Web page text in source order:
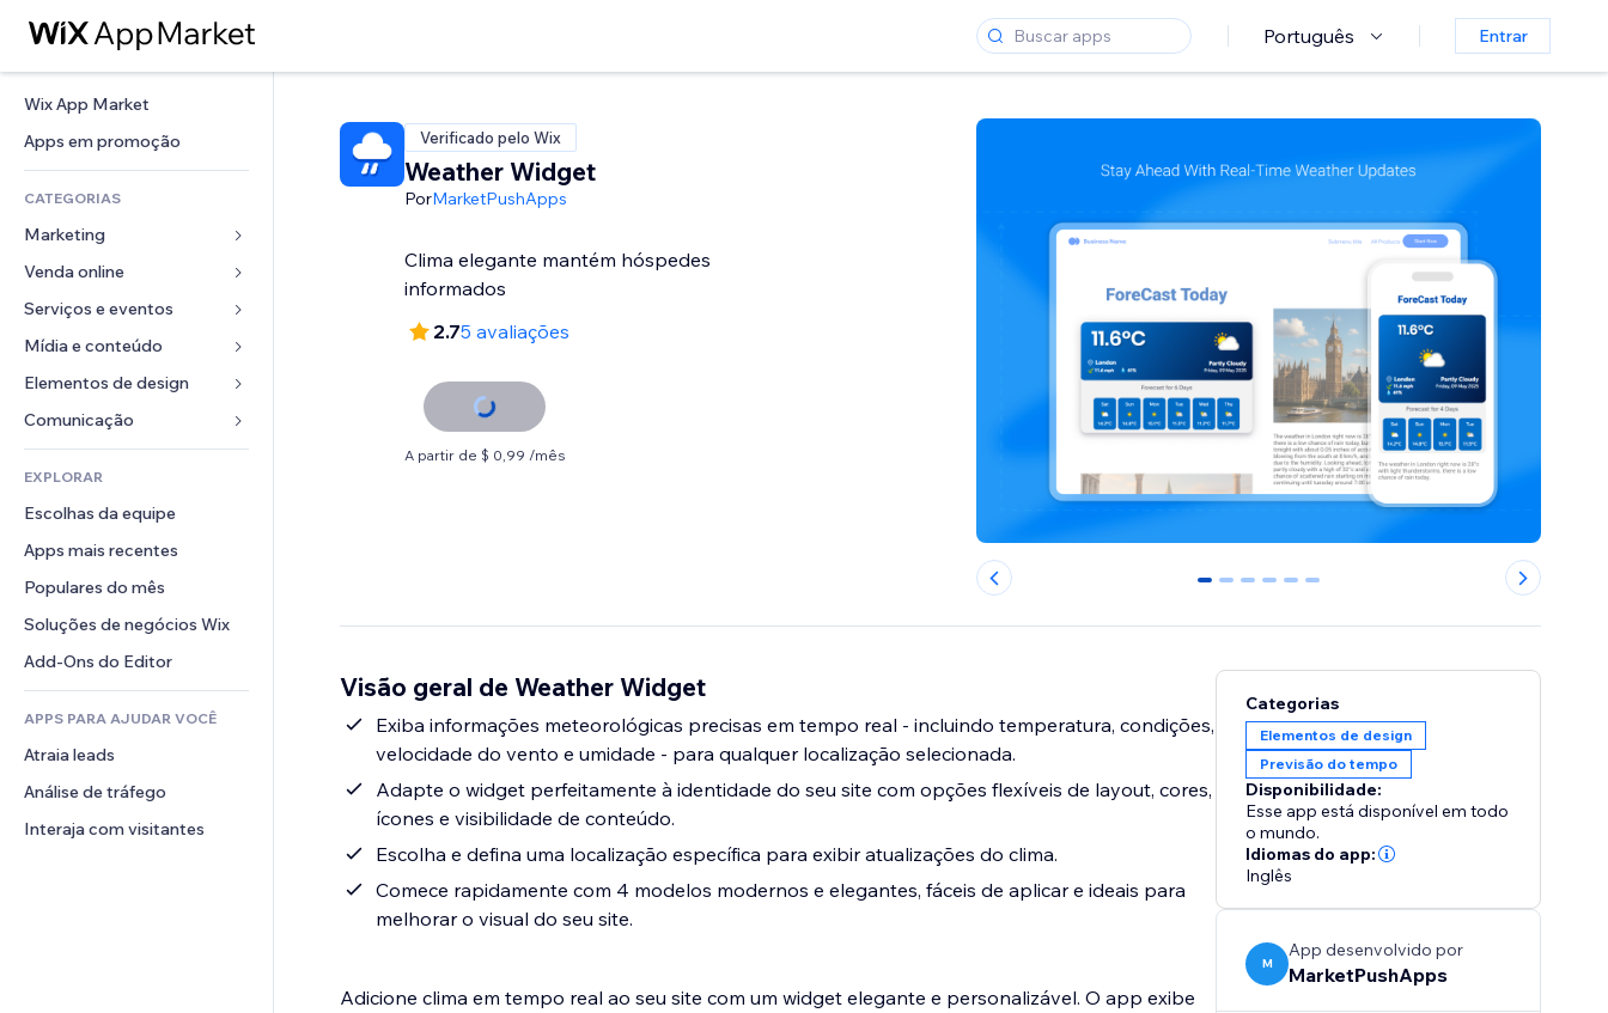
Português Entrar
Wix App Market
Apps em promoção
CATEGORIAS
Marketing
Anúncios
Mobile
Análises
Listas do site
Email
Venda online
Apps para lojas
Frete e entrega
Botões de venda
Contabilidade
Cupons e fidelidade
Soluções de armazenamento
Serviços e eventos
Hotéis
Eventos
Restaurantes
Imobiliária
Meus agendamentos
Mídia e conteúdo
Galeria
Músicas
Podcasts
Fotografia
Vídeo
PDF
Compartilhamento de arquivos
Notícias
Elementos de design
Mapas e navegação
Privacidade e segurança
Relógio
Templates de página
Efeitos de imagem
Botões e menus
Banners e selos
Calculadoras
Busca
Previsão do tempo
Tabelas e gráficos
Formulários
Enquetes
Chat
Comentários
Telefone
Comunidade
Avaliações e depoimentos
CRM
EXPLORAR
Escolhas da equipe
Apps mais recentes
Populares do mês
Soluções de negócios Wix
Add-Ons do Editor
APPS PARA AJUDAR VOCÊ
Atraia leads
Análise de tráfego
Interaja com visitantes
Verificado pelo Wix
Weather Widget
PorMarketPushApps
Clima elegante mantém hóspedes
informados
2.75 avaliações
A partir de $ 0,99 /mês
0 1 2 3 4 5
Visão geral de Weather Widget
Exiba informações meteorológicas precisas em tempo real - incluindo temperatura, condições,
velocidade do vento e umidade - para qualquer localização selecionada.
Adapte o widget perfeitamente à identidade do seu site com opções flexíveis de layout, cores,
ícones e visibilidade de conteúdo.
Escolha e defina uma localização específica para exibir atualizações do clima.
Comece rapidamente com 4 modelos modernos e elegantes, fáceis de aplicar e ideais para
melhorar o visual do seu site.
Adicione clima em tempo real ao seu site com um widget elegante e personalizável. O app exibe
Categorias
Elementos de design
Previsão do tempo
Disponibilidade:
Esse app está disponível em todo
o mundo.
Idiomas do app:
Inglês
M
App desenvolvido por
MarketPushApps